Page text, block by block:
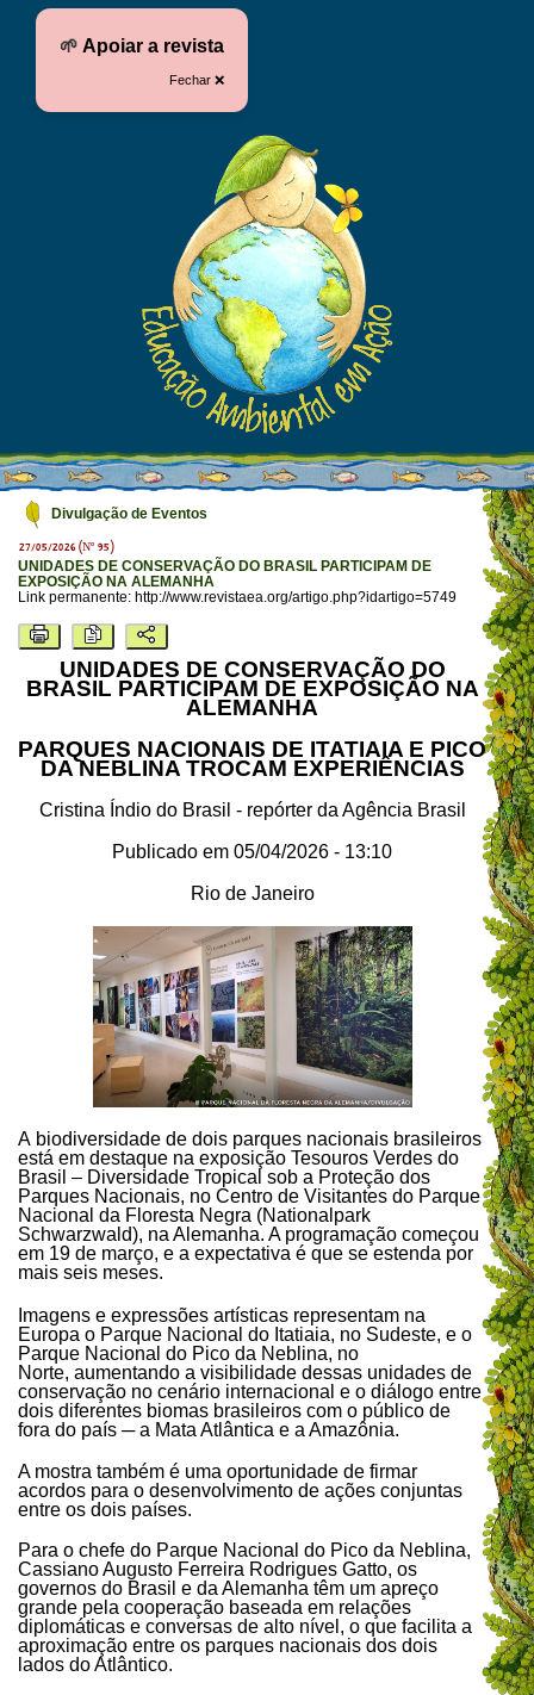
🌱 Apoiar a revista
Fechar ❌
Divulgação de Eventos
27/05/2026 (Nº 95)
UNIDADES DE CONSERVAÇÃO DO BRASIL PARTICIPAM DE
EXPOSIÇÃO NA ALEMANHA
Link permanente: http://www.revistaea.org/artigo.php?idartigo=5749
UNIDADES DE CONSERVAÇÃO DO
BRASIL PARTICIPAM DE EXPOSIÇÃO NA
ALEMANHA
PARQUES NACIONAIS DE ITATIAIA E PICO
DA NEBLINA TROCAM EXPERIÊNCIAS
Cristina Índio do Brasil - repórter da Agência Brasil
Publicado em 05/04/2026 - 13:10
Rio de Janeiro
A biodiversidade de dois parques nacionais brasileiros
está em destaque na exposição Tesouros Verdes do
Brasil – Diversidade Tropical sob a Proteção dos
Parques Nacionais, no Centro de Visitantes do Parque
Nacional da Floresta Negra (Nationalpark
Schwarzwald), na Alemanha. A programação começou
em 19 de março, e a expectativa é que se estenda por
mais seis meses.
Imagens e expressões artísticas representam na
Europa o Parque Nacional do Itatiaia, no Sudeste, e o
Parque Nacional do Pico da Neblina, no
Norte, aumentando a visibilidade dessas unidades de
conservação no cenário internacional e o diálogo entre
dois diferentes biomas brasileiros com o público de
fora do país ─ a Mata Atlântica e a Amazônia.
A mostra também é uma oportunidade de firmar
acordos para o desenvolvimento de ações conjuntas
entre os dois países.
Para o chefe do Parque Nacional do Pico da Neblina,
Cassiano Augusto Ferreira Rodrigues Gatto, os
governos do Brasil e da Alemanha têm um apreço
grande pela cooperação baseada em relações
diplomáticas e conversas de alto nível, o que facilita a
aproximação entre os parques nacionais dos dois
lados do Atlântico.